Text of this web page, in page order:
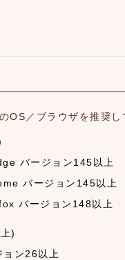
OS／ブラウザを推奨し
バージョン145以上
バージョン145以上
バージョン148以上
)
ン26以上